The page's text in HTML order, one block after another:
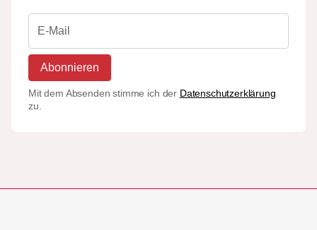
Abonnieren
Mit dem Absenden stimme ich der Datenschutzerklärung
zu.